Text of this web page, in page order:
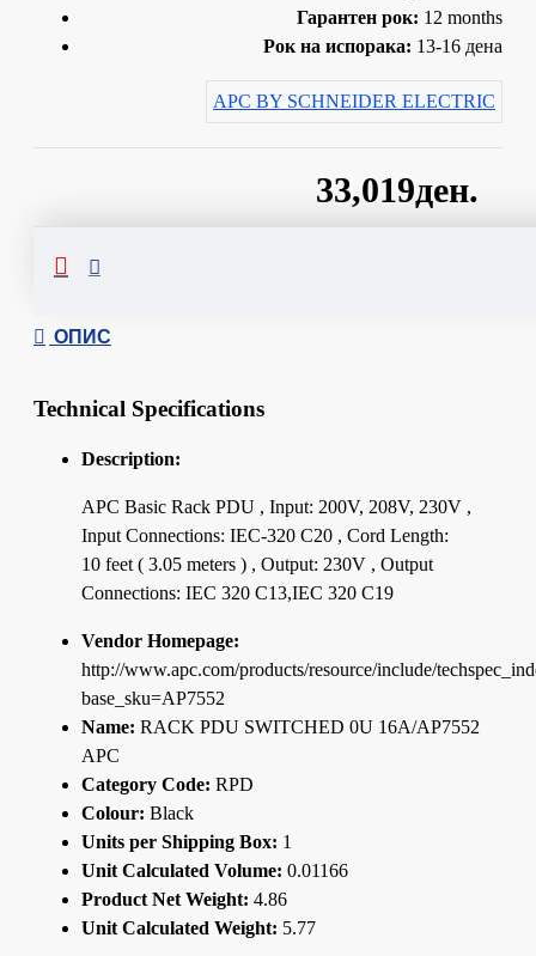
33,019ден.
Гарантен рок: 12 months
Рок на испорака: 13-16 дена
APC BY SCHNEIDER ELECTRIC
ОПИС
Technical Specifications
Description:
APC Basic Rack PDU , Input: 200V, 208V, 230V ,
Input Connections: IEC-320 C20 , Cord Length:
10 feet ( 3.05 meters ) , Output: 230V , Output
Connections: IEC 320 C13,IEC 320 C19
Vendor Homepage:
http://www.apc.com/products/resource/include/
base_sku=AP7552
Name: RACK PDU SWITCHED 0U 16A/AP7552
APC
Category Code: RPD
Colour: Black
Units per Shipping Box: 1
Unit Calculated Volume: 0.01166
Product Net Weight: 4.86
Unit Calculated Weight: 5.77